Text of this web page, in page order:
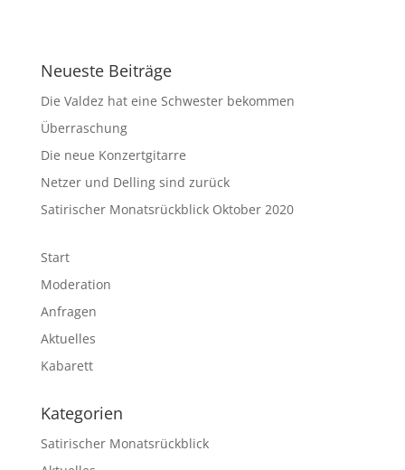
Neueste Beiträge
Die Valdez hat eine Schwester bekommen
Überraschung
Die neue Konzertgitarre
Netzer und Delling sind zurück
Satirischer Monatsrückblick Oktober 2020
Start
Moderation
Anfragen
Aktuelles
Kabarett
Kategorien
Satirischer Monatsrückblick